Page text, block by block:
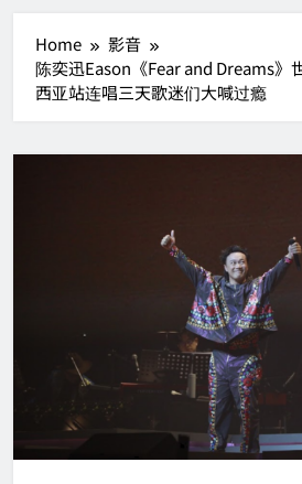
Home
影音
陈奕迅Eason《Fear and Dreams》
西亚站连唱三天歌迷们大喊过瘾